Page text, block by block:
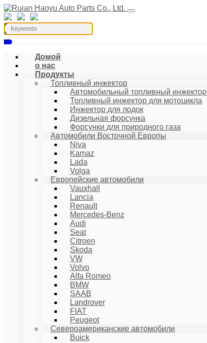
Домой
о нас
Продукты
Топливный инжектор
Автомобильный топливный инжектор
Топливный инжектор для мотоцикла
Инжектор для лодок
Дизельная форсунка
Форсунки для природного газа
Автомобили Восточной Европы
Niva
Kamaz
Lada
Volga
Европейские автомобили
Vauxhall
Lancia
Renault
Mercedes-Benz
Audi
Seat
Citroen
Skoda
VW
Volvo
Alfa Romeo
BMW
SAAB
Landrover
FIAT
Peugeot
Североамериканские автомобили
Buick